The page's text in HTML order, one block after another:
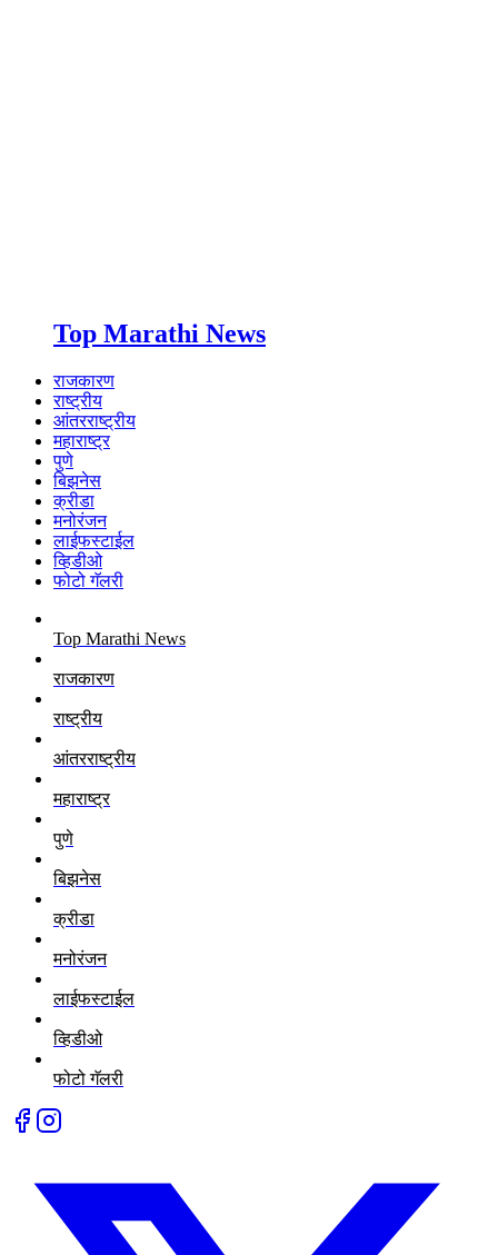
Top Marathi News
राजकारण
राष्ट्रीय
आंतरराष्ट्रीय
महाराष्ट्र
पुणे
बिझनेस
क्रीडा
मनोरंजन
लाईफस्टाईल
व्हिडीओ
फोटो गॅलरी
Top Marathi News
राजकारण
राष्ट्रीय
आंतरराष्ट्रीय
महाराष्ट्र
पुणे
बिझनेस
क्रीडा
मनोरंजन
लाईफस्टाईल
व्हिडीओ
फोटो गॅलरी